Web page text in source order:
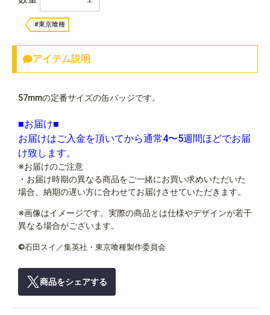
#東京喰種
アイテム説明
57mmの定番サイズの缶バッジです。
■お届け■
お届けはご入金を頂いてから通常4〜5週間ほどでお届
け致します。
※お届けのご注意
・お届け時期の異なる商品をご一緒にお買い求めいただいた
場合、納期の遅い方に合わせてお届けさせていただきます。
※画像はイメージです。実際の商品とは仕様やデザインが若干
異なる場合がございます。
©石田スイ／集英社・東京喰種製作委員会
商品をシェアする